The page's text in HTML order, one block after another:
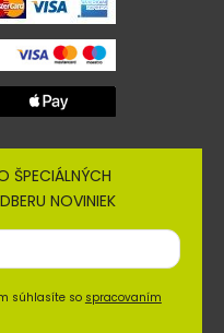
ŠPECIÁLNÝCH
NOVINIEK
súhlasíte so spracovaním